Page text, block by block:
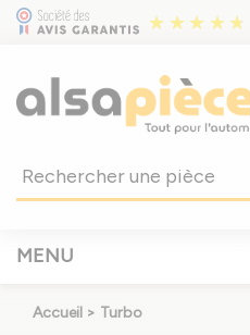
MENU
Accueil > Turbo